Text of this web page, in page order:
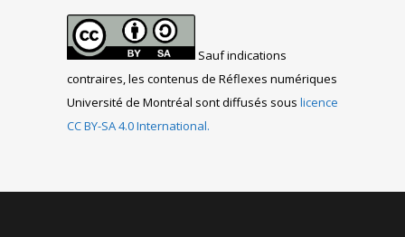
Sauf indications
contraires, les contenus de Réflexes numériques
Université de Montréal sont diffusés sous licence
CC BY-SA 4.0 International.